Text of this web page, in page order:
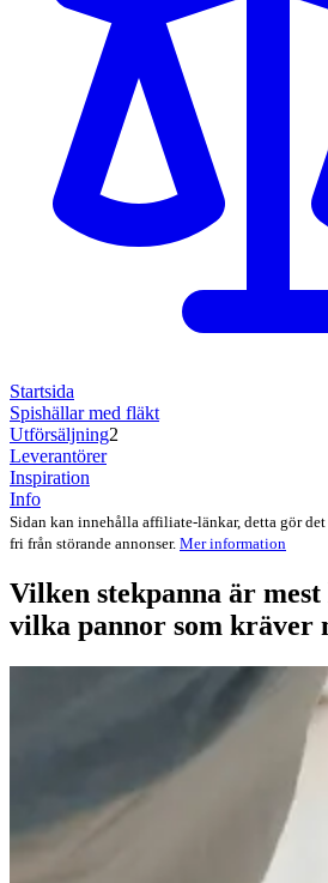
Startsida
Spishällar med fläkt
Utförsäljning2
Leverantörer
Inspiration
Info
Sidan kan innehålla affiliate-länkar, detta gör
fri från störande annonser. Mer information
Vilken stekpanna är
vilka pannor som kräver